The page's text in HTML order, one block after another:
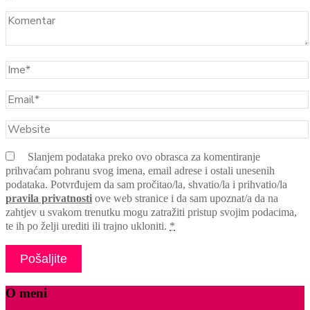
Slanjem podataka preko ovo obrasca za komentiranje
prihvaćam pohranu svog imena, email adrese i ostali unesenih
podataka. Potvrđujem da sam pročitao/la, shvatio/la i prihvatio/la
pravila privatnosti ove web stranice i da sam upoznat/a da na
zahtjev u svakom trenutku mogu zatražiti pristup svojim podacima,
te ih po želji urediti ili trajno ukloniti. *
O meni